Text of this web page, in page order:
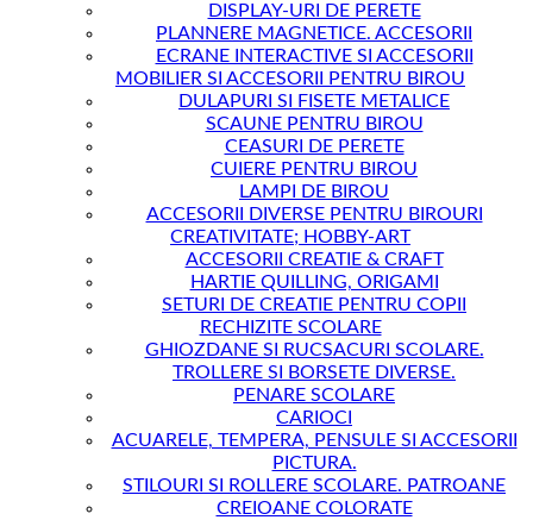
DISPLAY-URI DE PERETE
PLANNERE MAGNETICE. ACCESORII
ECRANE INTERACTIVE SI ACCESORII
MOBILIER SI ACCESORII PENTRU BIROU
DULAPURI SI FISETE METALICE
SCAUNE PENTRU BIROU
CEASURI DE PERETE
CUIERE PENTRU BIROU
LAMPI DE BIROU
ACCESORII DIVERSE PENTRU BIROURI
CREATIVITATE; HOBBY-ART
ACCESORII CREATIE & CRAFT
HARTIE QUILLING, ORIGAMI
SETURI DE CREATIE PENTRU COPII
RECHIZITE SCOLARE
GHIOZDANE SI RUCSACURI SCOLARE.
TROLLERE SI BORSETE DIVERSE.
PENARE SCOLARE
CARIOCI
ACUARELE, TEMPERA, PENSULE SI ACCESORII
PICTURA.
STILOURI SI ROLLERE SCOLARE. PATROANE
CREIOANE COLORATE